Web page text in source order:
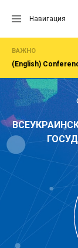
Навигация
ВАЖНО